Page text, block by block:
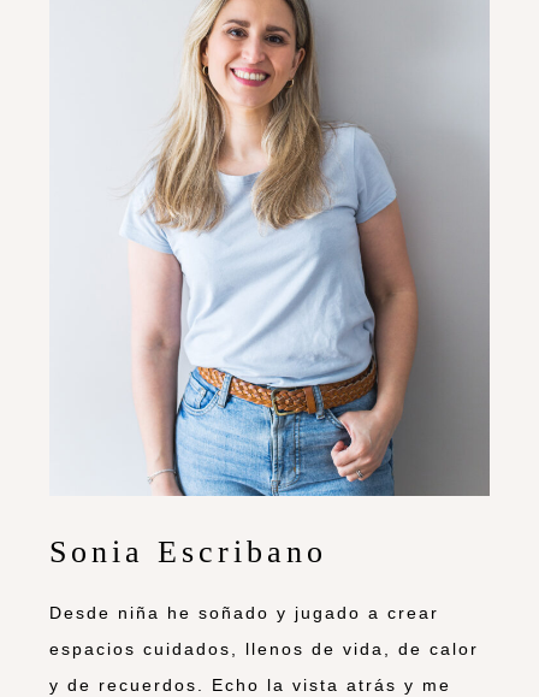
Sonia Escribano
Desde niña he soñado y jugado a crear
espacios cuidados, llenos de vida, de calor
y de recuerdos. Echo la vista atrás y me